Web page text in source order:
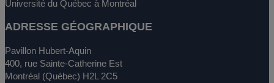
Université du Québec à Montréal
ADRESSE GÉOGRAPHIQUE
Pavillon Hubert-Aquin
400, rue Sainte-Catherine Est
Montréal (Québec) H2L 2C5